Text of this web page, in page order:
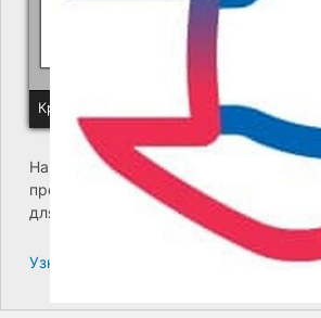
Политика КГУП "Камчатский
Краевое государственное унитарное
На сайте возникла критическая
проверьте входящие сообщения
для дальнейших инструкций.
Узнайте больше про решение проблем